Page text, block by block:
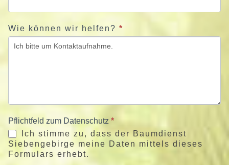
Wie können wir helfen? *
Pflichtfeld zum Datenschutz *
Ich stimme zu, dass der Baumdienst
Siebengebirge meine Daten mittels dieses
Formulars erhebt.